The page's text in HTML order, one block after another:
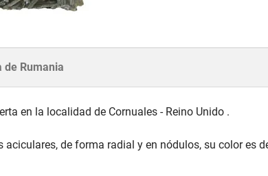
de Rumania
en la localidad de Cornuales - Reino Unido .
de forma radial y en nódulos, su color es